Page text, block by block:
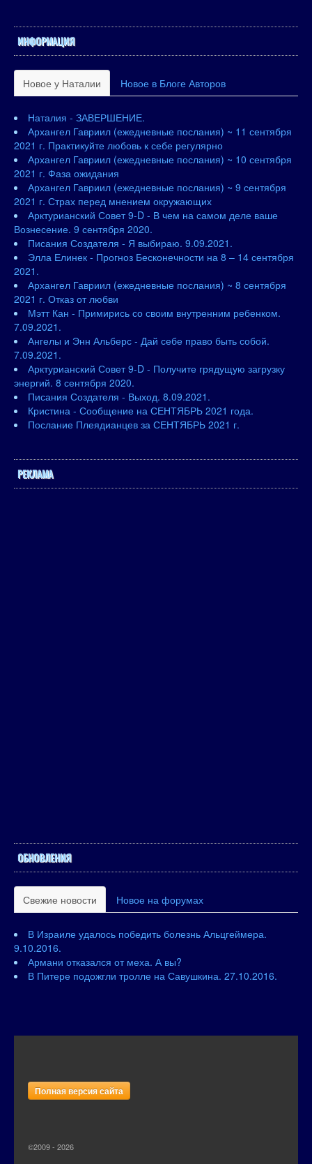
ИНФОРМАЦИЯ
Новое у Наталии Новое в Блоге Авторов
Наталия - ЗАВЕРШЕНИЕ.
Архангел Гавриил (ежедневные послания) ~ 11 сентября
2021 г. Практикуйте любовь к себе регулярно
Архангел Гавриил (ежедневные послания) ~ 10 сентября
2021 г. Фаза ожидания
Архангел Гавриил (ежедневные послания) ~ 9 сентября
2021 г. Страх перед мнением окружающих
Арктурианский Совет 9-D - В чем на самом деле ваше
Вознесение. 9 сентября 2020.
Писания Создателя - Я выбираю. 9.09.2021.
Элла Елинек - Прогноз Бесконечности на 8 – 14 сентября
2021.
Архангел Гавриил (ежедневные послания) ~ 8 сентября
2021 г. Отказ от любви
Мэтт Кан - Примирись со своим внутренним ребенком.
7.09.2021.
Ангелы и Энн Альберс - Дай себе право быть собой.
7.09.2021.
Арктурианский Совет 9-D - Получите грядущую загрузку
энергий. 8 сентября 2020.
Писания Создателя - Выход. 8.09.2021.
Кристина - Сообщение на СЕНТЯБРЬ 2021 года.
Послание Плеядианцев за СЕНТЯБРЬ 2021 г.
РЕКЛАМА
ОБНОВЛЕНИЯ
Свежие новости Новое на форумах
В Израиле удалось победить болезнь Альцгеймера.
9.10.2016.
Армани отказался от меха. А вы?
В Питере подожгли тролле на Савушкина. 27.10.2016.
Полная версия сайта
©2009 - 2026